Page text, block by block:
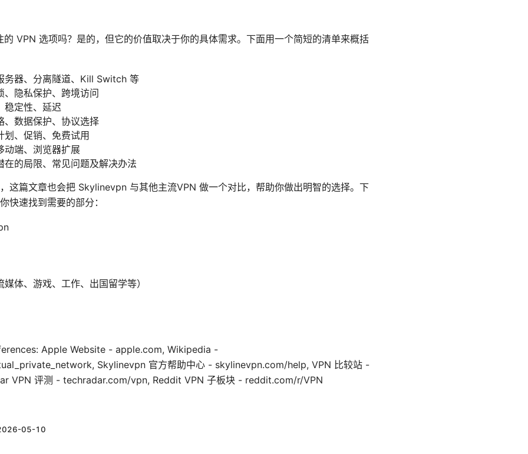
VPN 选项吗？是的，但它的价值取决于你的具体需求。下面用一个简短的清单来概括
务器、分离隧道、Kill Switch 等
、隐私保护、跨境访问
稳定性、延迟
、数据保护、协议选择
、促销、免费试用
动端、浏览器扩展
在的局限、常见问题及解决办法
这篇文章也会把 Skylinevpn 与其他主流VPN 做一个对比，帮助你做出明智的选择。下
快速找到需要的部分：
体、游戏、工作、出国留学等）
Apple Website - apple.com, Wikipedia -
Skylinevpn 官方帮助中心 - skylinevpn.com/help, VPN 比较站 -
VPN 评测 - techradar.com/vpn, Reddit VPN 子板块 - reddit.com/r/VPN
05-10